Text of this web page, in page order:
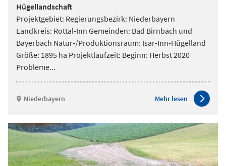
Hügellandschaft
Projektgebiet: Regierungsbezirk: Niederbayern
Landkreis: Rottal-Inn Gemeinden: Bad Birnbach und
Bayerbach Natur-/Produktionsraum: Isar-Inn-Hügelland
Größe: 1895 ha Projektlaufzeit: Beginn: Herbst 2020
Probleme...
Niederbayern Mehr lesen